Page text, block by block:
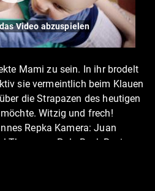
Video abzuspielen
Mami zu sein. In ihr brodelt
sie vermeintlich beim Klauen
die Strapazen des heutigen
Witzig und frech!
Repka Kamera: Juan
Thomaser, Pola Beck Regie:
Rosalie Thomass Security